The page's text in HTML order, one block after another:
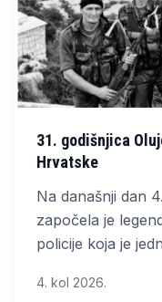
31. godišnjica
Hrvatske
Na današnji dan
započela je
policije koja je
Hrvatske. Inače, operacija ”Oluja” se i danas
4. kol 2026.